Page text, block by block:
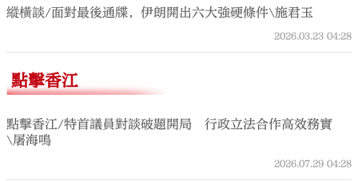
縱橫談/面對最後通牒，伊朗開出六大強硬條件\施君玉
2026.03.23 04:28
點擊香江
點擊香江/特首議員對談破題開局 行政立法合作高效務實
\屠海鳴
2026.07.29 04:28